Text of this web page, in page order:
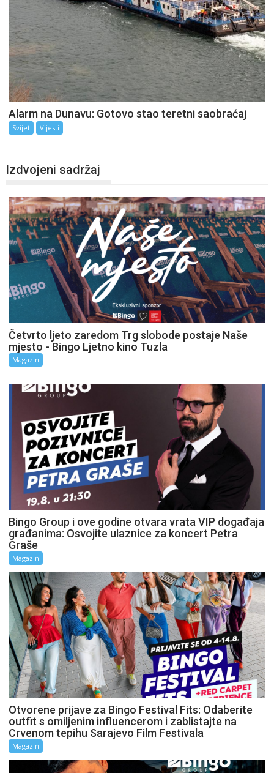
Alarm na Dunavu: Gotovo stao teretni saobraćaj
Svijet Vijesti
Izdvojeni sadržaj
Četvrto ljeto zaredom Trg slobode postaje Naše
mjesto - Bingo Ljetno kino Tuzla
Magazin
Bingo Group i ove godine otvara vrata VIP događaja
građanima: Osvojite ulaznice za koncert Petra
Graše
Magazin
Otvorene prijave za Bingo Festival Fits: Odaberite
outfit s omiljenim influencerom i zablistajte na
Crvenom tepihu Sarajevo Film Festivala
Magazin